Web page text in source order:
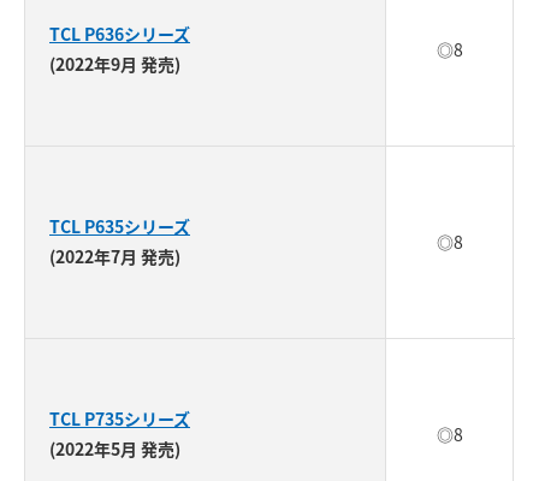
TCL P636シリーズ
(2022年9月 発売)
◎8
TCL P635シリーズ
(2022年7月 発売)
◎8
TCL P735シリーズ
(2022年5月 発売)
◎8